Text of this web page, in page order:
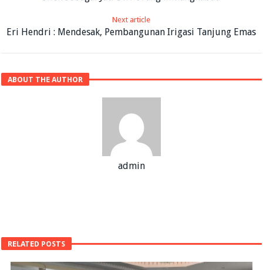
Next article
Eri Hendri : Mendesak, Pembangunan Irigasi Tanjung Emas
ABOUT THE AUTHOR
admin
RELATED POSTS